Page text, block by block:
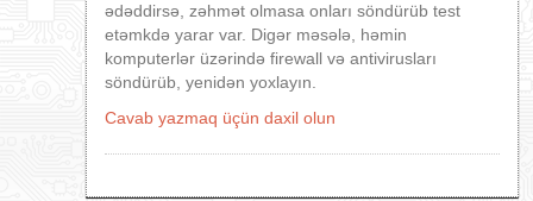
ədəddirsə, zəhmət olmasa onları söndürüb test
etəmkdə yarar var. Digər məsələ, həmin
komputerlər üzərində firewall və antivirusları
söndürüb, yenidən yoxlayın.
Cavab yazmaq üçün daxil olun